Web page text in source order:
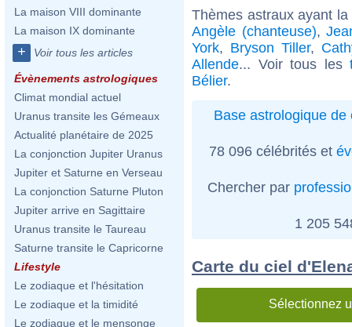
La maison VIII dominante
La maison IX dominante
+ Voir tous les articles
Évènements astrologiques
Climat mondial actuel
Uranus transite les Gémeaux
Actualité planétaire de 2025
La conjonction Jupiter Uranus
Jupiter et Saturne en Verseau
La conjonction Saturne Pluton
Jupiter arrive en Sagittaire
Uranus transite le Taureau
Saturne transite le Capricorne
Lifestyle
Le zodiaque et l'hésitation
Le zodiaque et la timidité
Le zodiaque et le mensonge
Thèmes astraux ayant
Angèle (chanteuse),
York, Bryson Tiller,
Allende... Voir tous les
Bélier.
Base astrologique de
78 096 célébrités et
Chercher par
1 205
Carte du ciel
Sélectionnez